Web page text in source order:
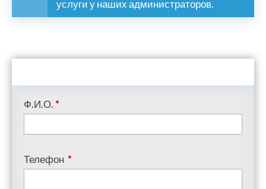
услуги у наших администраторов.
Ф.И.О. *
Телефон *